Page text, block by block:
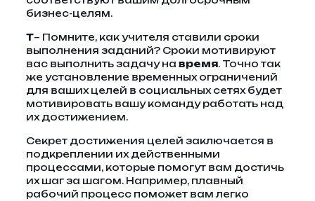
бизнес-целям.
Т– Помните, как учителя ставили сроки
выполнения заданий? Сроки мотивируют
вас выполнить задачу на время. Точно так
же установление временных ограничений
для ваших целей в социальных сетях будет
мотивировать вашу команду работать над
их достижением.
Секрет достижения целей заключается в
подкреплении их действенными
процессами, которые помогут вам достичь
их шаг за шагом. Например, плавный
рабочий процесс поможет вам легко